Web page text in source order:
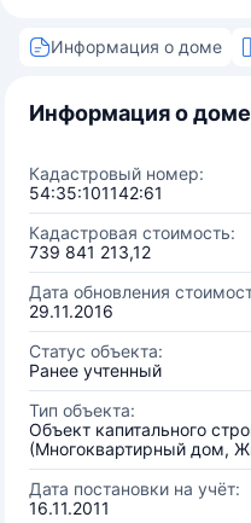
Информация о доме
Информация о доме
Кадастровый номер:
54:35:101142:61
Кадастровая стоимость:
739 841 213,12
Дата обновления
29.11.2016
Статус объекта:
Ранее учтенный
Тип объекта:
Объект капитального
(Многоквартирный дом,
Дата постановки на учёт:
16.11.2011